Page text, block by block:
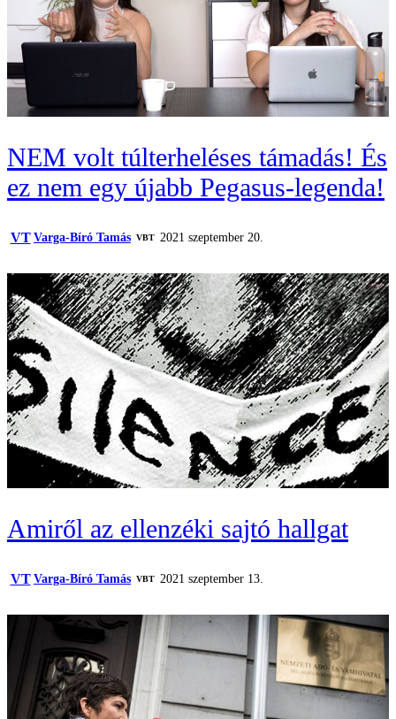
NEM volt túlterheléses támadás! És
ez nem egy újabb Pegasus-legenda!
VT Varga-Bíró Tamás VBT 2021 szeptember 20.
Amiről az ellenzéki sajtó hallgat
VT Varga-Bíró Tamás VBT 2021 szeptember 13.